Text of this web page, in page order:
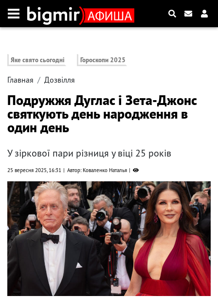
Яке свято сьогодні Гороскопи 2025
Главная Дозвілля
Подружжя Дуглас і Зета-Джонс
святкують день народження в
один день
У зіркової пари різниця у віці 25 років
25 вересня 2025, 16:31 Автор: Коваленко Наталья